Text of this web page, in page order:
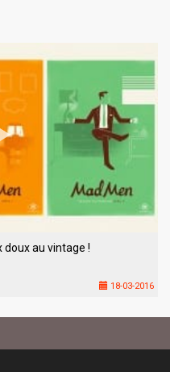
doux au vintage !
18-03-2016